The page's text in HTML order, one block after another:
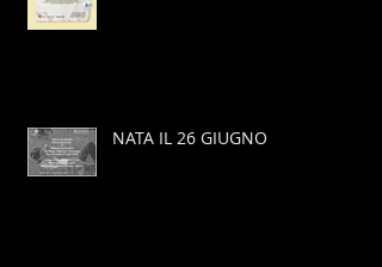
NATA IL 26 GIUGNO